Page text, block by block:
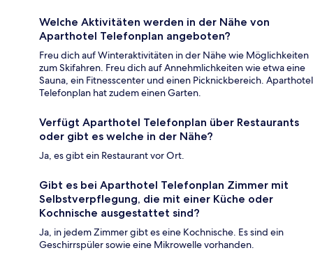
Welche Aktivitäten werden in der Nähe von
Aparthotel Telefonplan angeboten?
Freu dich auf Winteraktivitäten in der Nähe wie Möglichkeiten
zum Skifahren. Freu dich auf Annehmlichkeiten wie etwa eine
Sauna, ein Fitnesscenter und einen Picknickbereich. Aparthotel
Telefonplan hat zudem einen Garten.
Verfügt Aparthotel Telefonplan über Restaurants
oder gibt es welche in der Nähe?
Ja, es gibt ein Restaurant vor Ort.
Gibt es bei Aparthotel Telefonplan Zimmer mit
Selbstverpflegung, die mit einer Küche oder
Kochnische ausgestattet sind?
Ja, in jedem Zimmer gibt es eine Kochnische. Es sind ein
Geschirrspüler sowie eine Mikrowelle vorhanden.